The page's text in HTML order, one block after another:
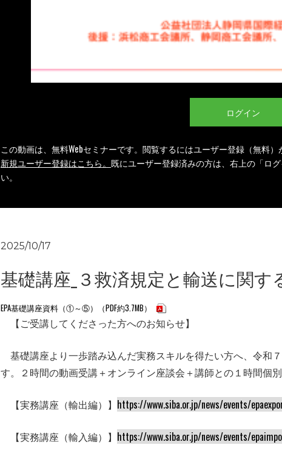
ログイン
この動画は、無料Webセミナーです。閲覧するにはユーザー登録（無料
新規ユーザー登録はこちら。 既にユーザー登録済みの方は、右上の「ロ
い。
2025/10/17
基礎講座_３救済規定と輸送に関す
EPA基礎講座資料（①～⑤）（PDF約3.7MB）
【ご受講してくださった方へのお知らせ】
基礎講座より一歩踏み込んだ実務スキルを得たい方へ、令和
す。２時間の動画受講＋オンライン座談会＋講師との１時間個別
【実務講座（輸出編）】 https://www.siba.or.jp/news/events/
【実務講座（輸入編）】 https://www.siba.or.jp/news/events/